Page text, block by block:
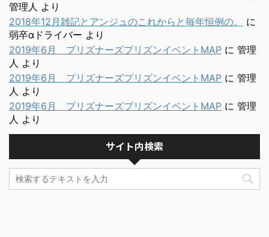
管理人 より
2018年12月雑記とアンジュのこれからと毎年恒例の。
に
弱卒αドライバー より
2019年6月 プリズナーズプリズンイベントMAP に 管理
人 より
2019年6月 プリズナーズプリズンイベントMAP に 管理
人 より
2019年6月 プリズナーズプリズンイベントMAP に 管理
人 より
サイト内検索